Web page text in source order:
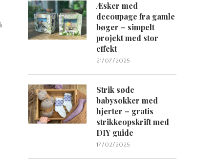
Æsker med
decoupage fra gamle
bøger – simpelt
projekt med stor
effekt
21/07/2025
Strik søde
babysokker med
hjerter – gratis
strikkeopskrift med
DIY guide
17/02/2025